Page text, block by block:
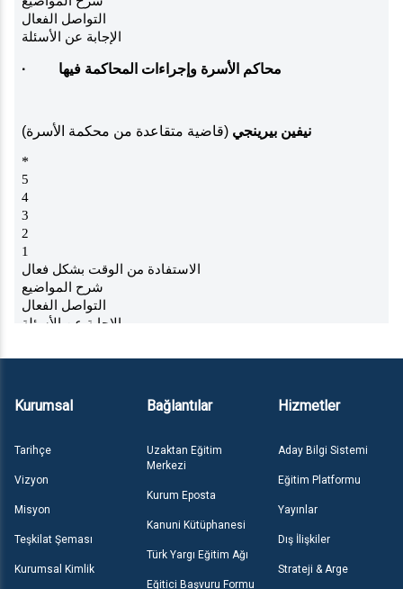
Kurumsal
Tarihçe
Vizyon
Misyon
Teşkilat Şeması
Kurumsal Kimlik
Bağlantılar
Uzaktan Eğitim
Merkezi
Kurum Eposta
Kanuni Kütüphanesi
Türk Yargı Eğitim Ağı
Eğitici Başvuru Formu
Hizmetler
Aday Bilgi Sistemi
Eğitim Platformu
Yayınlar
Dış İlişkiler
Strateji & Arge